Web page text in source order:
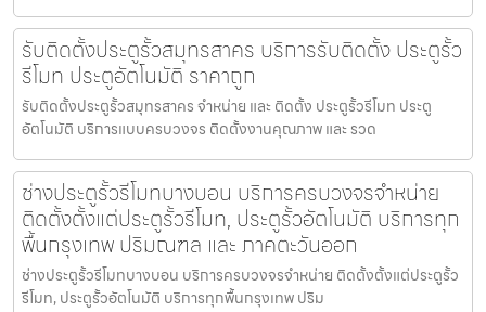
รับติดตั้งประตูรั้วสมุทรสาคร บริการรับติดตั้ง ประตูรั้ว
รีโมท ประตูอัตโนมัติ ราคาถูก
รับติดตั้งประตูรั้วสมุทรสาคร จำหน่าย และ ติดตั้ง ประตูรั้วรีโมท ประตู
อัตโนมัติ บริการแบบครบวงจร ติดตั้งงานคุณภาพ และ รวด
ช่างประตูรั้วรีโมทบางบอน บริการครบวงจรจำหน่าย
ติดตั้งตั้งแต่ประตูรั้วรีโมท, ประตูรั้วอัตโนมัติ บริการทุก
พื้นกรุงเทพ ปริมณฑล และ ภาคตะวันออก
ช่างประตูรั้วรีโมทบางบอน บริการครบวงจรจำหน่าย ติดตั้งตั้งแต่ประตูรั้ว
รีโมท, ประตูรั้วอัตโนมัติ บริการทุกพื้นกรุงเทพ ปริม